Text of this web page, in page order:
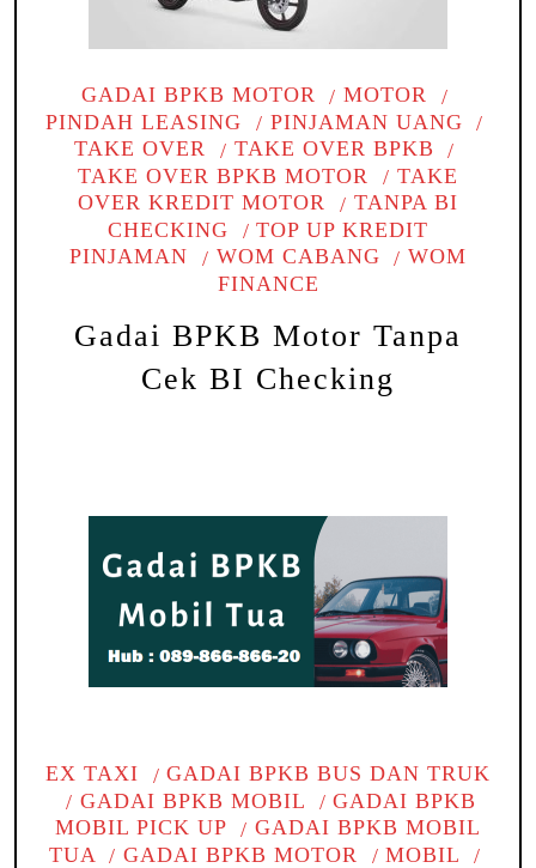
GADAI BPKB MOTOR
MOTOR
PINDAH LEASING
PINJAMAN UANG
TAKE OVER
TAKE OVER BPKB
TAKE OVER BPKB MOTOR
TAKE
OVER KREDIT MOTOR
TANPA BI
CHECKING
TOP UP KREDIT
PINJAMAN
WOM CABANG
WOM
FINANCE
Gadai BPKB Motor Tanpa
Cek BI Checking
EX TAXI
GADAI BPKB BUS DAN TRUK
GADAI BPKB MOBIL
GADAI BPKB
MOBIL PICK UP
GADAI BPKB MOBIL
TUA
GADAI BPKB MOTOR
MOBIL